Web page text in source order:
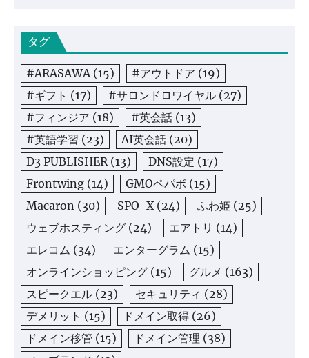
タグ
#ARASAWA(15) #アウトドア (19)
#ギフト (17) #サロンドロワイヤル (27)
#フィンジア (18) #英会話 (13)
#英語学習 (23) AI英会話 (20)
D3 PUBLISHER(13) DNS設定 (17)
Frontwing (14) GMOペパボ (15)
Macaron (30) SPO-X(24) ふわ姫 (25)
ウェブホスティング (24) エアトリ (14)
エレコム (34) エンターグラム (15)
オンラインショッピング (15) グルメ (163)
スピークエル (23) セキュリティ (28)
デメリット (15) ドメイン取得 (26)
ドメイン移管 (15) ドメイン管理 (38)